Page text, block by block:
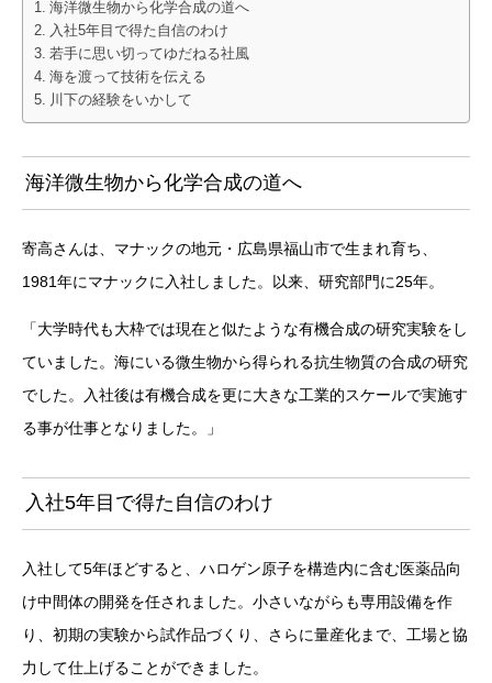
海洋微生物から化学合成の道へ
入社5年目で得た自信のわけ
若手に思い切ってゆだねる社風
海を渡って技術を伝える
川下の経験をいかして
海洋微生物から化学合成の道へ
寄高さんは、マナックの地元・広島県福山市で生まれ育ち、
1981年にマナックに入社しました。以来、研究部門に25年。
「大学時代も大枠では現在と似たような有機合成の研究実験をし
ていました。海にいる微生物から得られる抗生物質の合成の研究
でした。入社後は有機合成を更に大きな工業的スケールで実施す
る事が仕事となりました。」
入社5年目で得た自信のわけ
入社して5年ほどすると、ハロゲン原子を構造内に含む医薬品向
け中間体の開発を任されました。小さいながらも専用設備を作
り、初期の実験から試作品づくり、さらに量産化まで、工場と協
力して仕上げることができました。